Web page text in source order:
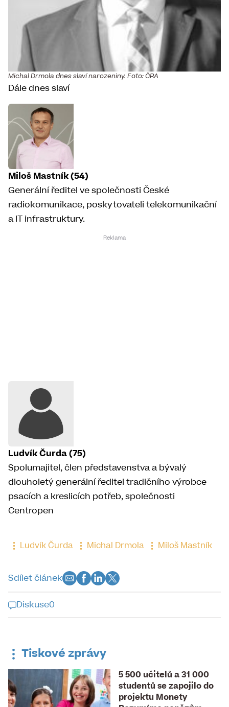
Michal Drmola dnes slaví narozeniny. Foto: ČRA
Dále dnes slaví
Miloš Mastník (54)
Generální ředitel ve společnosti České
radiokomunikace, poskytovateli telekomunikační
a IT infrastruktury.
Ludvík Čurda (75)
Spolumajitel, člen představenstva a bývalý
dlouholetý generální ředitel tradičního výrobce
psacích a kreslicích potřeb, společnosti
Centropen
Ludvík Čurda Michal Drmola Miloš Mastník
Sdílet článek
Diskuse0
uzavřena
Tiskové zprávy
5 500 učitelů a 31 000
studentů se zapojilo do
projektu Monety